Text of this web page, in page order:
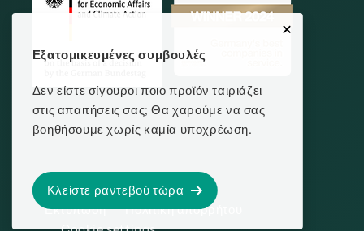
Εξατομικευμένες συμβουλές
Δεν είστε σίγουροι ποιο προϊόν ταιριάζει
στις απαιτήσεις σας; Θα χαρούμε να σας
βοηθήσουμε χωρίς καμία υποχρέωση.
Κλείστε ραντεβού τώρα
Εκτύπωση
Πολιτική απορρήτου